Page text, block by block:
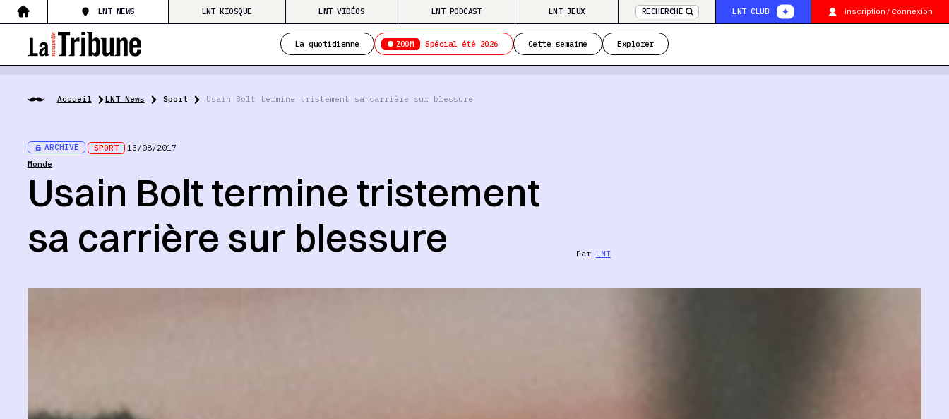
LNT NEWS LNT KIOSQUE LNT VIDÉOS LNT PODCAST LNT JEUX RECHERCHE LNT CLUB inscription / Connexion
La quotidienne ZOOM Spécial été 2026 Cette semaine Explorer
Accueil LNT News Sport Usain Bolt termine tristement sa carrière sur blessure
ARCHIVE SPORT
13/08/2017
Monde
Usain Bolt termine tristement
sa carrière sur blessure
Par LNT